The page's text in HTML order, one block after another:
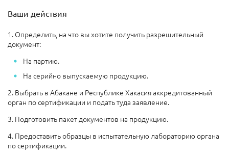
Ваши действия
1. Определить, на что вы хотите получить разрешительный
документ:
На партию.
На серийно выпускаемую продукцию.
2. Выбрать в Абакане и Республике Хакасия аккредитованный
орган по сертификации и подать туда заявление.
3. Подготовить пакет документов на продукцию.
4. Предоставить образцы в испытательную лабораторию органа
по сертификации.